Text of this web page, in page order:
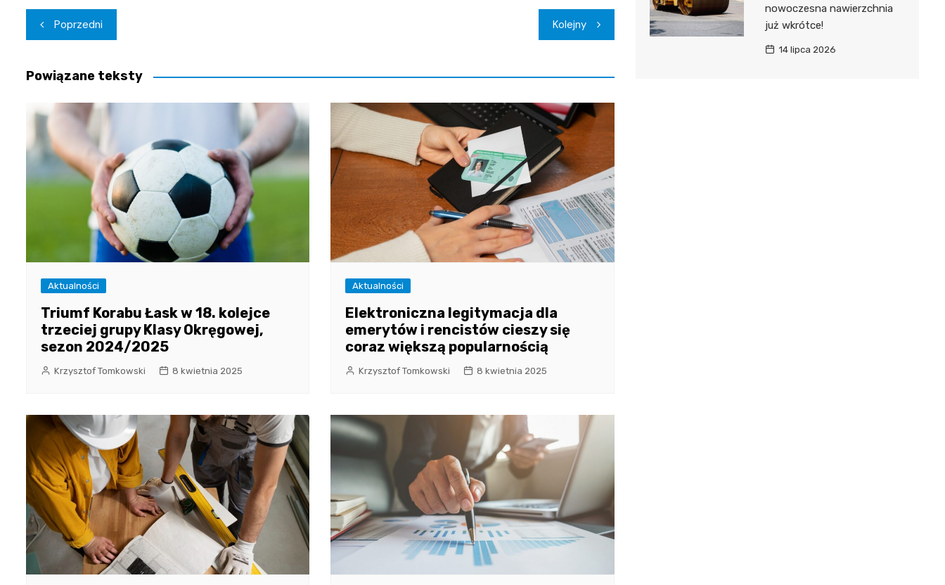
Nawigacja
wpisu
Poprzedni Kolejny
Powiązane teksty
Aktualności
Triumf Korabu Łask w 18. kolejce
trzeciej grupy Klasy Okręgowej,
sezon 2024/2025
Krzysztof Tomkowski 8 kwietnia 2025
Aktualności
Elektroniczna legitymacja dla
emerytów i rencistów cieszy się
coraz większą popularnością
Krzysztof Tomkowski 8 kwietnia 2025
nowoczesna nawierzchnia
już wkrótce!
14 lipca 2026